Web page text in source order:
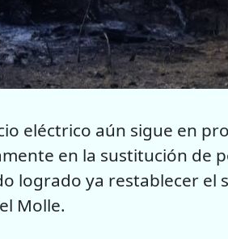
eléctrico aún sigue en
en la sustitución de
logrado ya restablecer el
Molle.